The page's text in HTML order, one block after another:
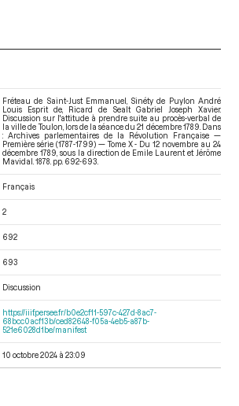
Fréteau de Saint-Just Emmanuel, Sinéty de Puylon André
Louis Esprit de, Ricard de Sealt Gabriel Joseph Xavier.
Discussion sur l'attitude à prendre suite au procès-verbal de
la ville de Toulon, lors de la séance du 21 décembre 1789. Dans
: Archives parlementaires de la Révolution Française —
Première série (1787-1799) — Tome X - Du 12 novembre au 24
décembre 1789 , sous la direction de Emile Laurent et Jérôme
Mavidal. 1878. pp. 692-693.
Français
2
692
693
Discussion
https://iiif.persee.fr/b0e2cf11-597c-427d-8ac7-
68bcc0acf13b/ced82648-f05a-4eb5-a87b-
521e6028d1be/manifest
10 octobre 2024 à 23:09